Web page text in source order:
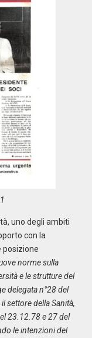
uno degli ambiti
con la
posizione
norme sulla
e le strutture del
delegata n°28 del
settore della Sanità,
23.12.78 e 27 del
le intenzioni del